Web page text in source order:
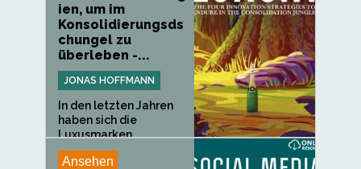
ien, um im
Konsolidierungsds
chungel zu
überleben -...
JONAS HOFFMANN
In den letzten Jahren
haben sich die
Luxusmarken...
Ansehen